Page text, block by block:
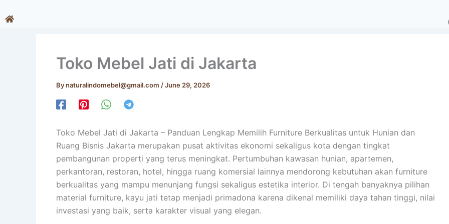
to
Toko Mebel Jati di Jakarta
Bynaturalindomebel@gmail.com /June 29, 2026
Toko Mebel Jati di Jakarta – Panduan Lengkap Memilih Furniture Berkualitas untuk Hunian dan
Ruang Bisnis Jakarta merupakan pusat aktivitas ekonomi sekaligus kota dengan tingkat
pembangunan properti yang terus meningkat. Pertumbuhan kawasan hunian, apartemen,
perkantoran, restoran, hotel, hingga ruang komersial lainnya mendorong kebutuhan akan furniture
berkualitas yang mampu menunjang fungsi sekaligus estetika interior. Di tengah banyaknya pilihan
material furniture, kayu jati tetap menjadi primadona karena dikenal memiliki daya tahan tinggi, nilai
investasi yang baik, serta karakter visual yang elegan.